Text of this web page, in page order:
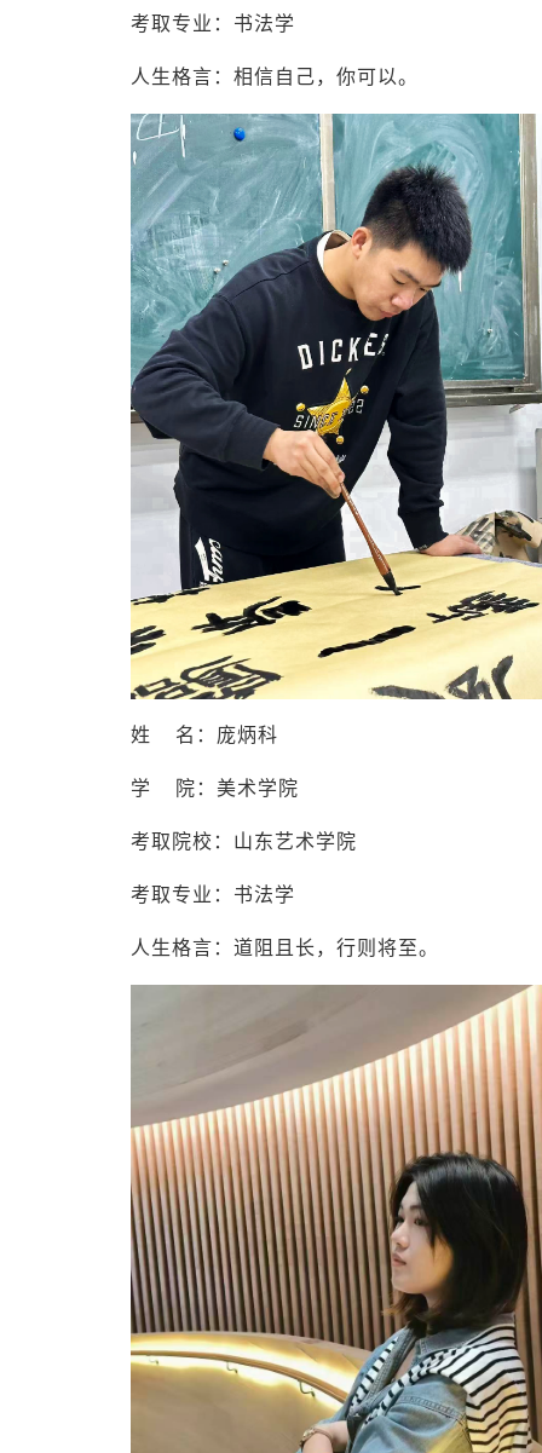
考取专业：书法学
人生格言：相信自己，你可以。
姓 名：庞炳科
学 院：美术学院
考取院校：山东艺术学院
考取专业：书法学
人生格言：道阻且长，行则将至。